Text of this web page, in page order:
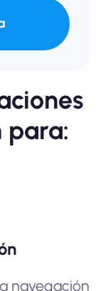
para:
navegación